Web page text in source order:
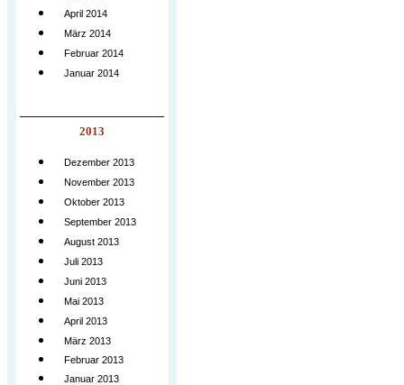
April 2014
März 2014
Februar 2014
Januar 2014
2013
Dezember 2013
November 2013
Oktober 2013
September 2013
August 2013
Juli 2013
Juni 2013
Mai 2013
April 2013
März 2013
Februar 2013
Januar 2013